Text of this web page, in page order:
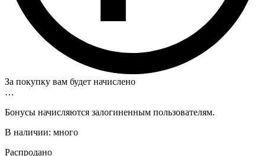
За покупку вам будет начислено
…
Бонусы начисляются залогиненным пользователям.
В наличии: много
Распродано